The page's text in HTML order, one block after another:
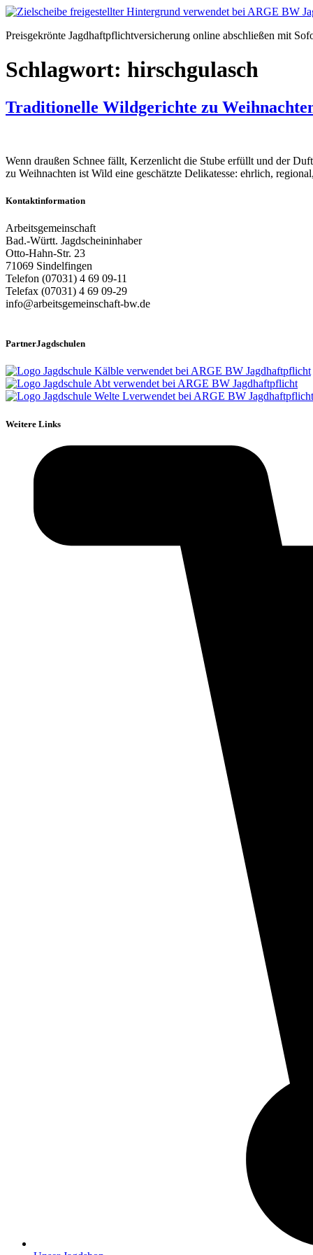
Zum
springen
Preisgekrönte Jagdhaftpflichtversicherung online abschließen mit
Schlagwort: hirschgulasch
Traditionelle Wildgerichte zu
Wenn draußen Schnee fällt, Kerzenlicht die Stube erfüllt und der
zu Weihnachten ist Wild eine geschätzte Delikatesse: ehrlich,
Kontaktinformation
Arbeitsgemeinschaft
Bad.-Württ. Jagdscheininhaber
Otto-Hahn-Str. 23
71069 Sindelfingen
Telefon (07031) 4 69 09-11
Telefax (07031) 4 69 09-29
info@arbeitsgemeinschaft-bw.de
PartnerJagdschulen
Weitere Links